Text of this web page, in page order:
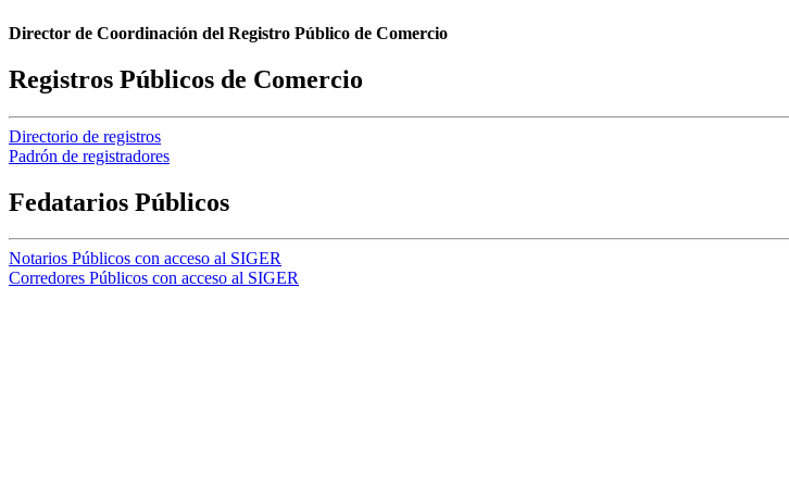
Director de Coordinación del Registro Público de Comercio
Registros Públicos de Comercio
Directorio de registros
Padrón de registradores
Fedatarios Públicos
Notarios Públicos con acceso al SIGER
Corredores Públicos con acceso al SIGER